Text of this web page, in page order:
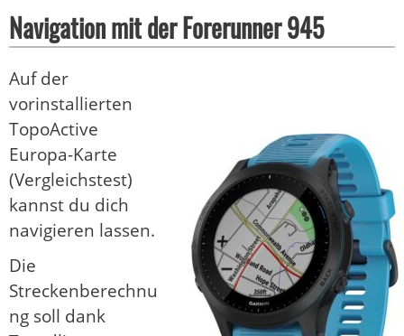
Navigation mit der Forerunner 945
Auf der
vorinstallierten
TopoActive
Europa-Karte
(Vergleichstest)
kannst du dich
navigieren lassen.
Die
Streckenberechnu
ng soll dank